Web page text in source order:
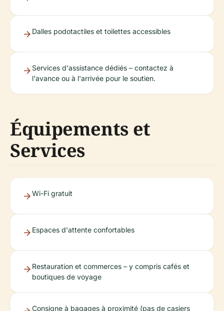
Dalles podotactiles et toilettes accessibles
Services d'assistance dédiés – contactez à
l'avance ou à l'arrivée pour le soutien.
Équipements et
Services
Wi-Fi gratuit
Espaces d'attente confortables
Restauration et commerces – y compris cafés et
boutiques de voyage
Consigne à bagages à proximité (pas de casiers